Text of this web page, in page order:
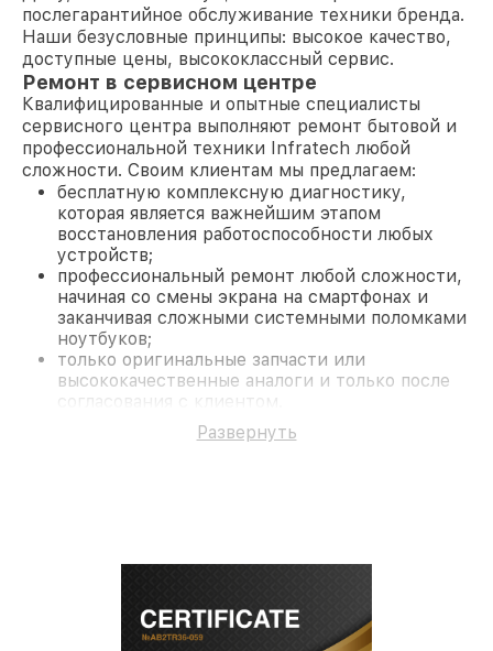
послегарантийное обслуживание техники бренда.
Наши безусловные принципы: высокое качество,
доступные цены, высококлассный сервис.
Ремонт в сервисном центре
Квалифицированные и опытные специалисты
сервисного центра выполняют ремонт бытовой и
профессиональной техники Infratech любой
сложности. Своим клиентам мы предлагаем:
бесплатную комплексную диагностику,
которая является важнейшим этапом
восстановления работоспособности любых
устройств;
профессиональный ремонт любой сложности,
начиная со смены экрана на смартфонах и
заканчивая сложными системными поломками
ноутбуков;
только оригинальные запчасти или
высококачественные аналоги и только после
согласования с клиентом.
На все работы и замененные комплектующие
предоставляется длительная гарантия. В случае
современное оборудование и
лицензированное ПО в ремонтно-
Развернуть